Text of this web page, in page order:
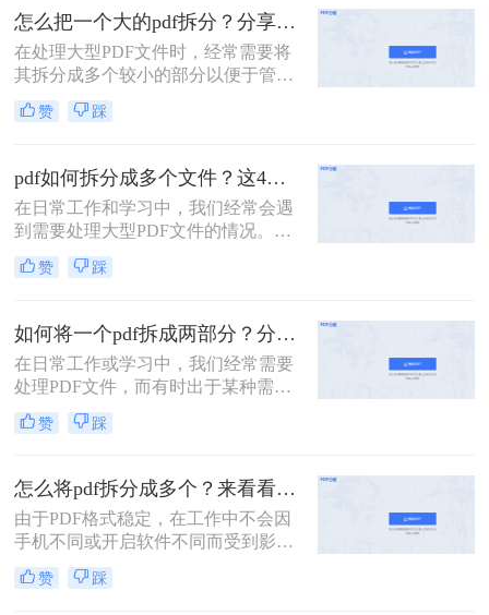
便于分享、存储或阅读。那么一个大
的PDF文件怎么拆分开成几个文件
呢？本文将为您介绍几种实用的方
法，帮助您轻松将一个大的PDF文件
拆分成多个文件。
怎么把一个大的pdf拆分？分享三种分割文件的方法！
在处理大型PDF文件时，经常需要将
其拆分成多个较小的部分以便于管
理、分享或分别处理不同的章节。无
论是学术研究、项目管理还是日常办
非常实用的技能。以下是一篇关于怎
么把一个大的pdf拆分的详细指南。
赞 踩
pdf如何拆分成多个文件？这4种方法教你轻松拆分！
在日常工作和学习中，我们经常会遇
到需要处理大型PDF文件的情况。有
时，为了方便管理、分享或仅需要文
件中的某一部分内容，我们需要将
如何拆分成多个文件呢？本文将详细
介绍几种常用的PDF拆分方法，帮助
您轻松实现PDF文件的分割。
赞 踩
如何将一个pdf拆成两部分？分享这三个轻松拆分方法！
在日常工作或学习中，我们经常需要
处理PDF文件，而有时出于某种需
要，我们可能希望将一个较大的PDF
文件拆分成几个较小的部分。那么如
些常用的方法，帮助您轻松实现将一
个PDF拆成两部分的目标。
赞 踩
怎么将pdf拆分成多个？来看看这几个PDF拆分方法！
由于PDF格式稳定，在工作中不会因
手机不同或开启软件不同而受到影
响，因此我们经常使用PDF来传输文
件。但是，经常会遇到一种情况，需
赞 踩